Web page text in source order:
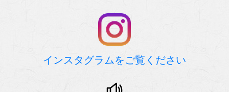
インスタグラムをご覧ください